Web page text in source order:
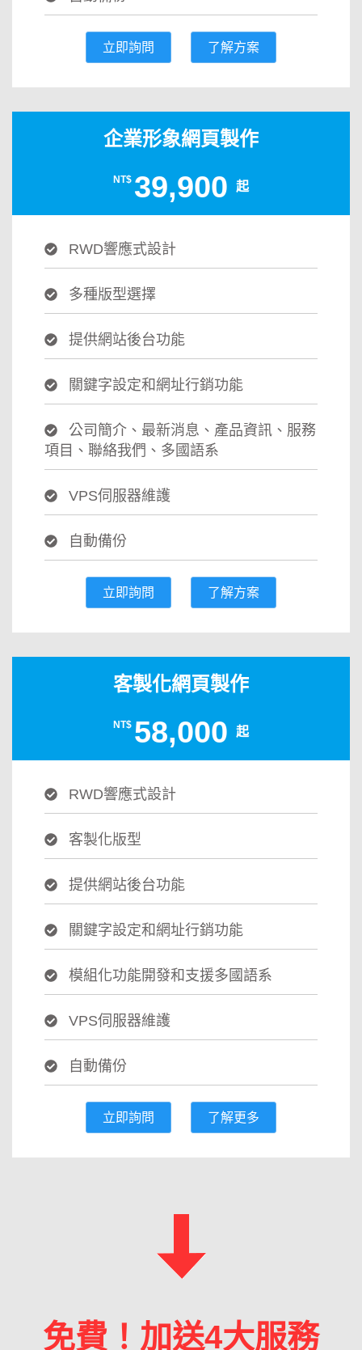
立即詢問 了解方案
企業形象網頁製作
NT$ 39,900 起
RWD響應式設計
多種版型選擇
提供網站後台功能
關鍵字設定和網址行銷功能
公司簡介、最新消息、產品資訊、服務
項目、聯絡我們、多國語系
VPS伺服器維護
自動備份
立即詢問 了解方案
客製化網頁製作
NT$ 58,000 起
RWD響應式設計
客製化版型
提供網站後台功能
關鍵字設定和網址行銷功能
模組化功能開發和支援多國語系
VPS伺服器維護
自動備份
立即詢問 了解更多
免費！加送4大服務